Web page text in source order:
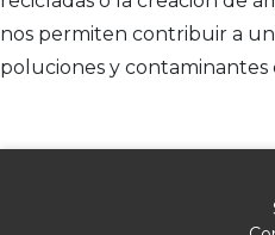
nos permiten contribuir a
poluciones y